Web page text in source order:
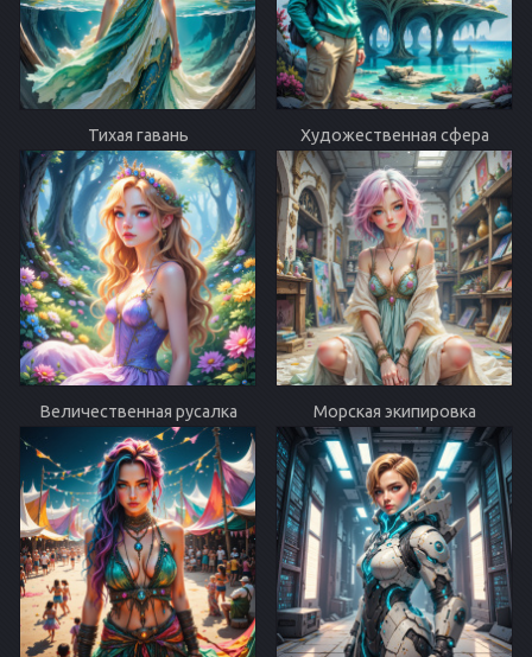
Тихая гавань Художественная сфера
Величественная русалка Морская экипировка